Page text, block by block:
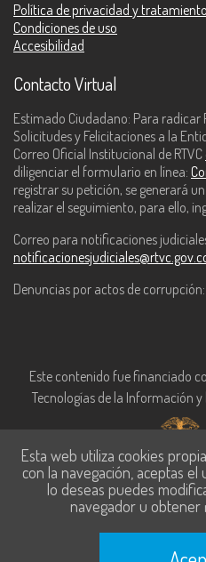
Política de privacidad y
Condiciones de uso
Accesibilidad
Contacto Virtual
Estimado Ciudadano: Para radicar
Solicitudes y Felicitaciones a la
Correo Oficial Institucional de RTVC
diligenciar el formulario en línea:
registrar su petición, se generará
realizar el seguimiento, para ello,
Correo para notificaciones
Denuncias por actos de corrupción:
Este contenido fue financiado
Tecnologías de la Información y
Esta web utiliza cookies
con la navegación, aceptas el
lo deseas puedes
navegador u obtener